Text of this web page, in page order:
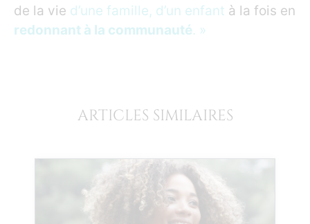
de la vie d’une famille, d’un enfant à la fois en
redonnant à la communauté. »
ARTICLES SIMILAIRES